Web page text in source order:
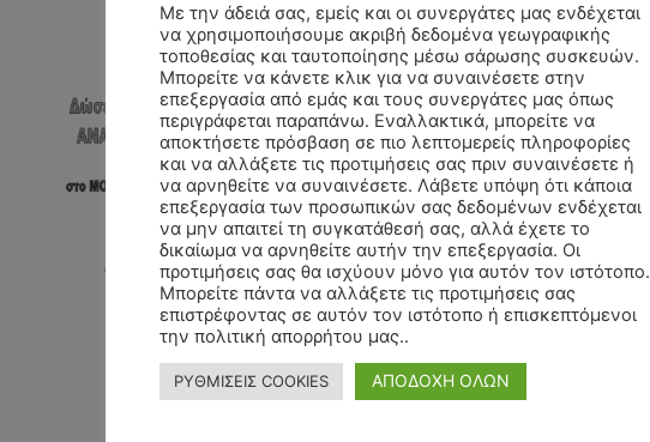
Με την άδειά σας, εμείς και οι συνεργάτες μας ενδέχεται
να χρησιμοποιήσουμε ακριβή δεδομένα γεωγραφικής
τοποθεσίας και ταυτοποίησης μέσω σάρωσης συσκευών.
Μπορείτε να κάνετε κλικ για να συναινέσετε στην
επεξεργασία από εμάς και τους συνεργάτες μας όπως
περιγράφεται παραπάνω. Εναλλακτικά, μπορείτε να
αποκτήσετε πρόσβαση σε πιο λεπτομερείς πληροφορίες
και να αλλάξετε τις προτιμήσεις σας πριν συναινέσετε ή
να αρνηθείτε να συναινέσετε. Λάβετε υπόψη ότι κάποια
επεξεργασία των προσωπικών σας δεδομένων ενδέχεται
να μην απαιτεί τη συγκατάθεσή σας, αλλά έχετε το
δικαίωμα να αρνηθείτε αυτήν την επεξεργασία. Οι
προτιμήσεις σας θα ισχύουν μόνο για αυτόν τον ιστότοπο.
Μπορείτε πάντα να αλλάξετε τις προτιμήσεις σας
επιστρέφοντας σε αυτόν τον ιστότοπο ή επισκεπτόμενοι
την πολιτική απορρήτου μας..
ΡΥΘΜΙΣΕΙΣ COOKIES ΑΠΟΔΟΧΗ ΟΛΩΝ